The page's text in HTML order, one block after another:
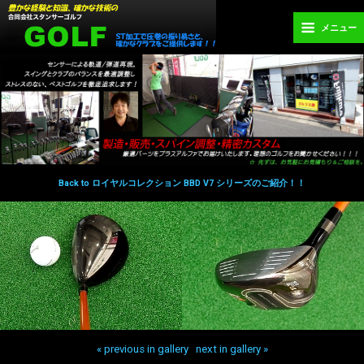
メニュー
Back to ロイヤルコレクション BBD V7 シリーズのご紹介！！
« previous in gallery next in gallery »